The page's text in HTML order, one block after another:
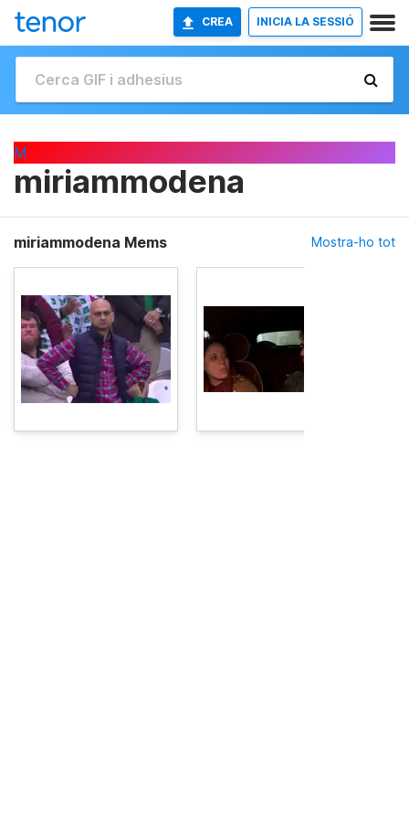
CREA INICIA LA SESSIÓ
M
miriammodena
miriammodena Mems Mostra-ho tot